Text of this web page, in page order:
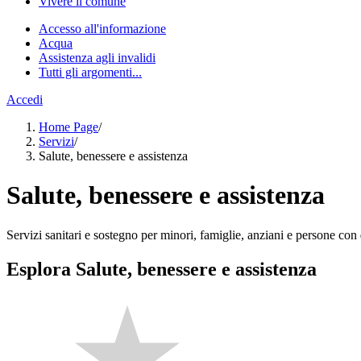
Accesso all'informazione
Acqua
Assistenza agli invalidi
Tutti gli argomenti...
Accedi
Home Page/
Servizi/
Salute, benessere e assistenza
Salute, benessere e assistenza
Servizi sanitari e sostegno per minori, famiglie, anziani e persone con
Esplora Salute, benessere e assistenza